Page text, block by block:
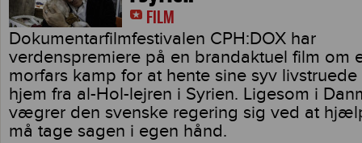
FILM
Dokumentarfilmfestivalen CPH:DOX har
verdenspremiere på en brandaktuel film om
morfars kamp for at hente sine syv
hjem fra al-Hol-lejren i Syrien. Ligesom i
vægrer den svenske regering sig ved at
må tage sagen i egen hånd.